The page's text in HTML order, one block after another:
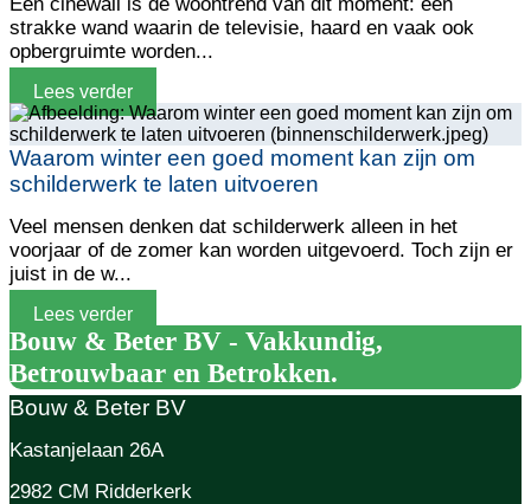
strakke wand waarin de televisie, haard en vaak ook
opbergruimte worden...
Lees verder
Waarom winter een goed moment kan zijn om
schilderwerk te laten uitvoeren
Veel mensen denken dat schilderwerk alleen in het
voorjaar of de zomer kan worden uitgevoerd. Toch zijn er
juist in de w...
Lees verder
Bouw & Beter BV - Vakkundig,
Betrouwbaar en Betrokken.
Bouw & Beter BV
Kastanjelaan 26A
2982 CM Ridderkerk